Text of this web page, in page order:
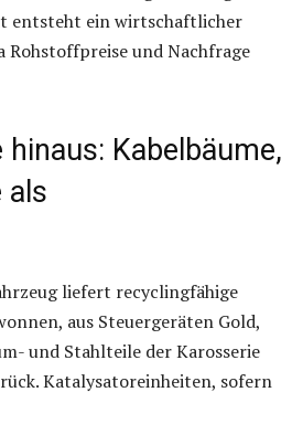
entsteht ein wirtschaftlicher
und Nachfrage
Kabelbäume,
als
liefert recyclingfähige
aus Steuergeräten Gold,
und Stahlteile der Karosserie
Katalysatoreinheiten, sofern